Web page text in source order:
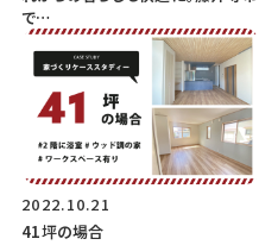
で…
2022.10.21
41坪の場合